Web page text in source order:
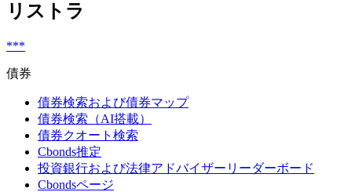
リストラ
***
債券
債券検索および債券マップ
債券検索（AI搭載）
債券クオート検索
Cbonds推定
投資銀行および法律アドバイザーリーダーボード
Cbondsページ